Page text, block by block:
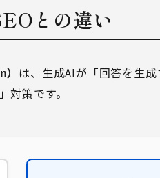
との違い
は、生成AIが「回答を生
策です。